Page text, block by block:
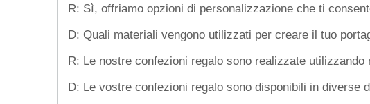
R: Sì, offriamo opzioni di personalizzazione che ti
D: Quali materiali vengono utilizzati per creare il tuo
R: Le nostre confezioni regalo sono realizzate
D: Le vostre confezioni regalo sono disponibili in diverse